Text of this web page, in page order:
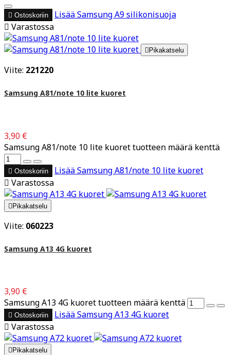
 Ostoskoriin LisääSamsung A9 silikonisuoja
 Varastossa
 Pikakatselu
Viite: 221220
Samsung A81/note 10 lite kuoret
3,90 €
Samsung A81/note 10 lite kuoret tuotteen määrä kenttä
 Ostoskoriin LisääSamsung A81/note 10 lite kuoret
 Varastossa
 Pikakatselu
Viite: 060223
Samsung A13 4G kuoret
3,90 €
Samsung A13 4G kuoret tuotteen määrä kenttä
 Ostoskoriin LisääSamsung A13 4G kuoret
 Varastossa
 Pikakatselu